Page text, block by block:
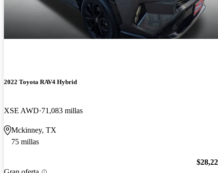
2022 Toyota RAV4 Hybrid
XSE AWD 71,083 millas
Mckinney, TX
75 millas